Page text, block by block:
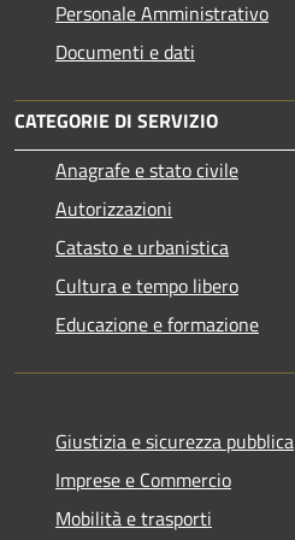
Personale Amministrativo
Documenti e dati
CATEGORIE DI SERVIZIO
Anagrafe e stato civile
Autorizzazioni
Catasto e urbanistica
Cultura e tempo libero
Educazione e formazione
Giustizia e sicurezza pubblica
Imprese e Commercio
Mobilità e trasporti